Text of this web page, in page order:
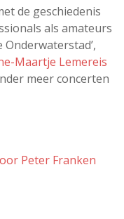
de geschiedenis
als amateurs
Onderwaterstad’,
Maartje Lemereis
meer concerten
Peter Franken